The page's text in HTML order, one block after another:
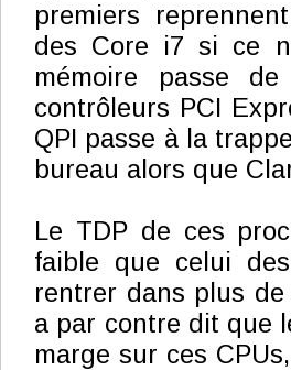
premiers
des Core i7 si ce
mémoire passe
contrôleurs PCI
QPI passe à la
bureau alors que
Le TDP de ces
faible que celui
rentrer dans plus
a par contre dit que
marge sur ces